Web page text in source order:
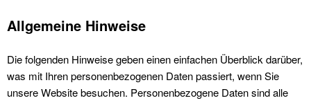
Allgemeine Hinweise
Die fol­gen­den Hin­weise geben einen ein­fachen Überblick darüber,
was mit Ihren per­so­n­en­be­zo­ge­nen Dat­en passiert, wenn Sie
unsere Web­site besuchen. Per­so­n­en­be­zo­gene Dat­en sind alle